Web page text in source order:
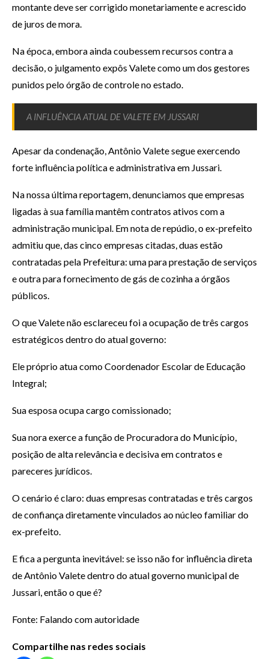
montante deve ser corrigido monetariamente e acrescido
de juros de mora.
Na época, embora ainda coubessem recursos contra a
decisão, o julgamento expôs Valete como um dos gestores
punidos pelo órgão de controle no estado.
A INFLUÊNCIA ATUAL DE VALETE EM JUSSARI
Apesar da condenação, Antônio Valete segue exercendo
forte influência política e administrativa em Jussari.
Na nossa última reportagem, denunciamos que empresas
ligadas à sua família mantêm contratos ativos com a
administração municipal. Em nota de repúdio, o ex-prefeito
admitiu que, das cinco empresas citadas, duas estão
contratadas pela Prefeitura: uma para prestação de serviços
e outra para fornecimento de gás de cozinha a órgãos
públicos.
O que Valete não esclareceu foi a ocupação de três cargos
estratégicos dentro do atual governo:
Ele próprio atua como Coordenador Escolar de Educação
Integral;
Sua esposa ocupa cargo comissionado;
Sua nora exerce a função de Procuradora do Município,
posição de alta relevância e decisiva em contratos e
pareceres jurídicos.
O cenário é claro: duas empresas contratadas e três cargos
de confiança diretamente vinculados ao núcleo familiar do
ex-prefeito.
E fica a pergunta inevitável: se isso não for influência direta
de Antônio Valete dentro do atual governo municipal de
Jussari, então o que é?
Fonte: Falando com autoridade
Compartilhe nas redes sociais